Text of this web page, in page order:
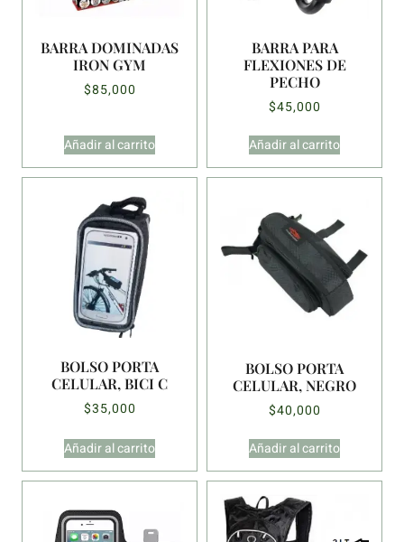
BARRA DOMINADAS
IRON GYM
$85,000
Añadir al carrito
BARRA PARA
FLEXIONES DE
PECHO
$45,000
Añadir al carrito
BOLSO PORTA
CELULAR, BICI C
$35,000
Añadir al carrito
BOLSO PORTA
CELULAR, NEGRO
$40,000
Añadir al carrito